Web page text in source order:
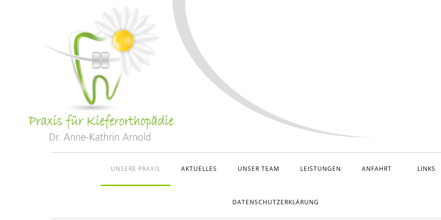
UNSERE PRAXIS AKTUELLES UNSER TEAM LEISTUNGEN ANFAHRT LINKS
DATENSCHUTZERKLÄRUNG